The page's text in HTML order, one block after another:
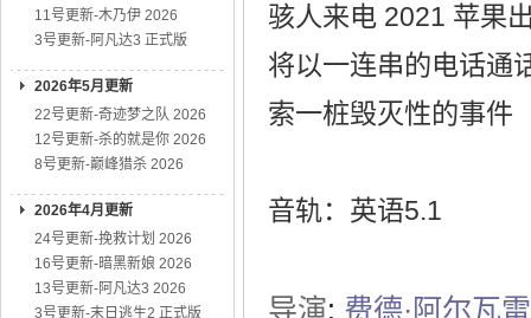
11号更新-木乃伊 2026
3号更新-阿凡达3 正式版
2026年5月更新
22号更新-奇迹梦之队 2026
12号更新-杀的就是你 2026
8号更新-巅峰猎杀 2026
2026年4月更新
24号更新-挽救计划 2026
16号更新-暗黑新娘 2026
13号更新-阿凡达3 2026
3号更新-末日逃生2 正式版
骇人来电 2021 苹果
将以一连串的电话通
索一桩毁灭性的事件
音轨：英语5.1
导演: 费德·阿尔瓦